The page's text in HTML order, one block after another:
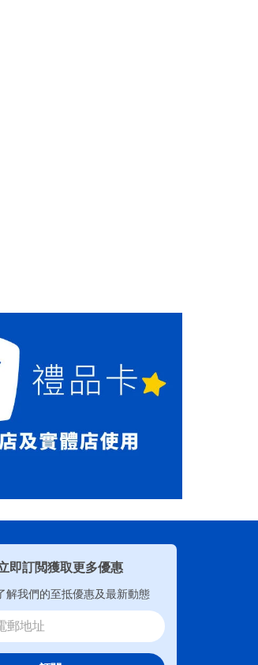
即訂閲獲取更多優惠
解我們的至抵優惠及最新動態